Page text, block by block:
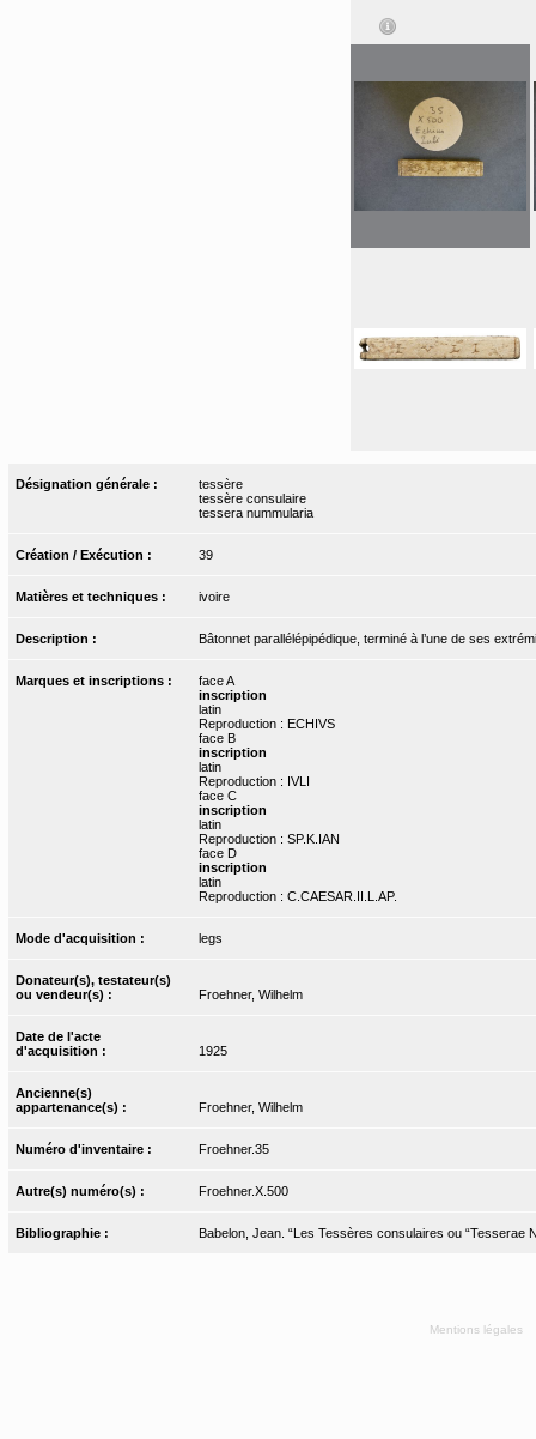
Désignation générale :
tessère
tessère consulaire
tessera nummularia
Création / Exécution : 39
Matières et techniques : ivoire
Description : Bâtonnet parallélépipédique, terminé à l’une de ses
Marques et inscriptions :
face A
inscription
latin
Reproduction : ECHIVS
face B
inscription
latin
Reproduction : IVLI
face C
inscription
latin
Reproduction : SP.K.IAN
face D
inscription
latin
Reproduction : C.CAESAR.II.L.AP.
Mode d'acquisition : legs
Donateur(s), testateur(s)
ou vendeur(s) :
Froehner, Wilhelm
Date de l'acte
d'acquisition :
1925
Ancienne(s)
appartenance(s) :
Froehner, Wilhelm
Numéro d'inventaire : Froehner.35
Autre(s) numéro(s) : Froehner.X.500
Bibliographie : Babelon, Jean. “Les Tessères consulaires ou “Tesserae
Mentions légales